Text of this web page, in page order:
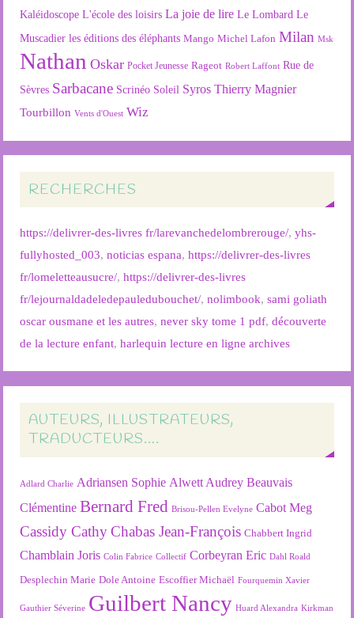
Kaléidoscope L'école des loisirs La joie de lire Le Lombard Le
Muscadier les éditions des éléphants Mango Michel Lafon Milan Msk
Nathan Oskar Pocket Jeunesse Rageot Robert Laffont Rue de
Sèvres Sarbacane Scrinéo Soleil Syros Thierry Magnier
Tourbillon Vents d'Ouest Wiz
RECHERCHES
https://delivrer-des-livres fr/larevanchedelombrerouge/,yhs-
fullyhosted_003,noticias espana,https://delivrer-des-livres
fr/lomeletteausucre/,https://delivrer-des-livres
fr/lejournaldadeledepauledubouchet/,nolimbook,sami goliath
oscar ousmane et les autres,never sky tome 1 pdf,découverte
de la lecture enfant,harlequin lecture en ligne archives
AUTEURS, ILLUSTRATEURS,
TRADUCTEURS….
Adlard Charlie Adriansen Sophie Alwett Audrey Beauvais
Clémentine Bernard Fred Brisou-Pellen Evelyne Cabot Meg
Cassidy Cathy Chabas Jean-François Chabbert Ingrid
Chamblain Joris Colin Fabrice Collectif Corbeyran Eric Dahl Roald
Desplechin Marie Dole Antoine Escoffier Michaël Fourquemin Xavier
Gauthier Séverine Guilbert Nancy Huard Alexandra Kirkman